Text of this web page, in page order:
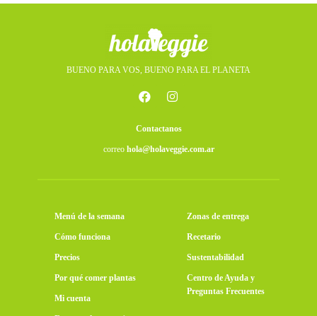
BUENO PARA VOS, BUENO PARA EL PLANETA
Contactanos
correo hola@holaveggie.com.ar
Menú de la semana
Cómo funciona
Precios
Por qué comer plantas
Mi cuenta
Zonas de entrega
Recetario
Sustentabilidad
Centro de Ayuda y
Preguntas Frecuentes